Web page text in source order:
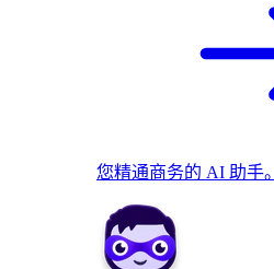
您精通商务的 AI 助手。